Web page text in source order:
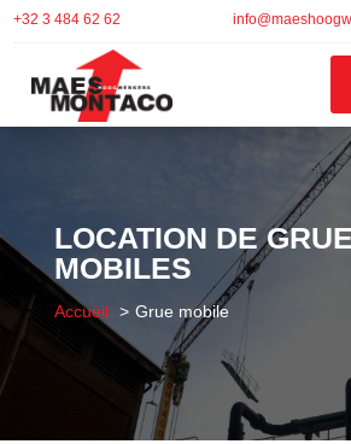
+32 3 484 62 62
LOCATION DE
MOBILES
Accueil Grue mobile